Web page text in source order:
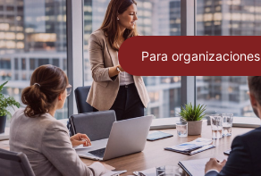
Saltar
al
contenido
Para organizaciones